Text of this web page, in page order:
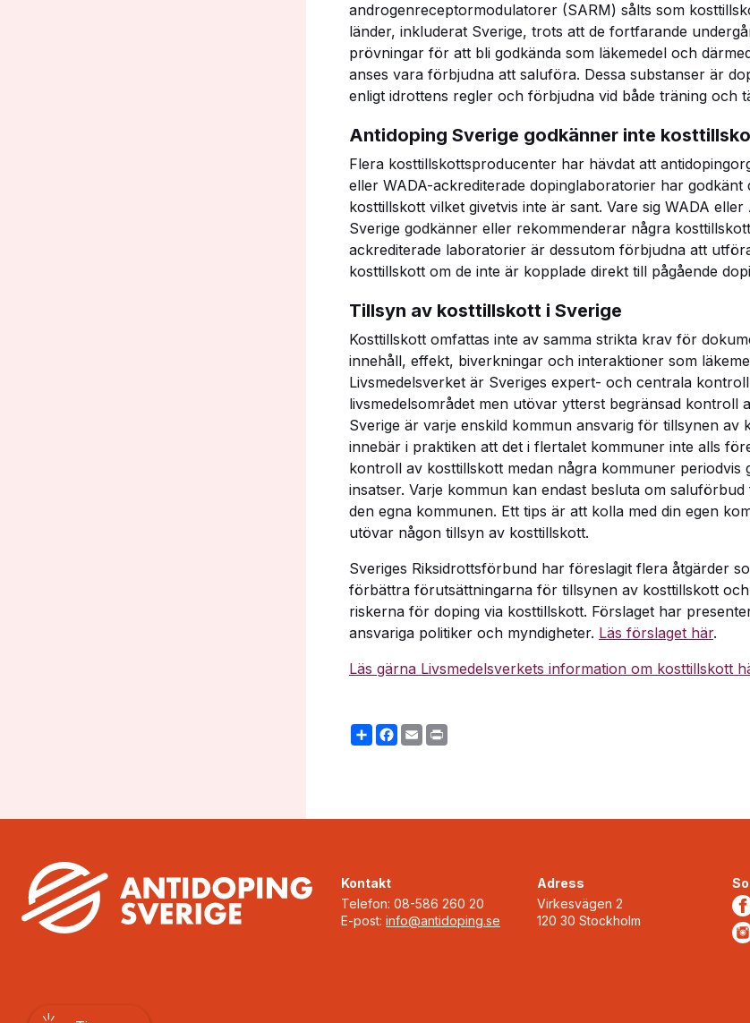
androgenreceptormodulatorer (SARM) sålts som
länder, inkluderat Sverige, trots att de fortfarande
prövningar för att bli godkända som läkemedel och
anses vara förbjudna att saluföra. Dessa substanser är
enligt idrottens regler och förbjudna vid både träning och
Antidoping Sverige godkänner inte
Flera kosttillskottsproducenter har hävdat att
eller WADA-ackrediterade dopinglaboratorier har godkänt
kosttillskott vilket givetvis inte är sant. Vare sig WADA eller
Sverige godkänner eller rekommenderar några
ackrediterade laboratorier är dessutom förbjudna att
kosttillskott om de inte är kopplade direkt till pågående
Tillsyn av kosttillskott i Sverige
Kosttillskott omfattas inte av samma strikta krav för
innehåll, effekt, biverkningar och interaktioner som
Livsmedelsverket är Sveriges expert- och centrala
livsmedelsområdet men utövar ytterst begränsad kontroll
Sverige är varje enskild kommun ansvarig för tillsynen av
innebär i praktiken att det i flertalet kommuner inte alls
kontroll av kosttillskott medan några kommuner periodvis
insatser. Varje kommun kan endast besluta om
den egna kommunen. Ett tips är att kolla med din egen
utövar någon tillsyn av kosttillskott.
Sveriges Riksidrottsförbund har föreslagit flera åtgärder
förbättra förutsättningarna för tillsynen av kosttillskott
riskerna för doping via kosttillskott. Förslaget har
ansvariga politiker och myndigheter. Läs förslaget här.
Läs gärna Livsmedelsverkets information om kosttillskott
ShareFacebook
Email
Kontakt
Telefon: 08-586 260 20
E-post: info@antidoping.se
Adress
Virkesvägen 2
120 30 Stockholm